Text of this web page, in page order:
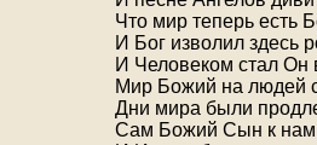
Что мир теперь есть
И Бог изволил здесь
И Человеком стал Он
Мир Божий на людей
Дни мира были
Сам Божий Сын к нам